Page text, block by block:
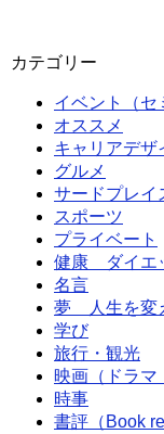
カテゴリー
イベント（セ
オススメ
キャリアデ
グルメ
サードプレイ
スポーツ
プライベート
健康 ダイエ
名言
夢 人生を変
学び
旅行・観光
映画（ドラマ
時事
書評（Book